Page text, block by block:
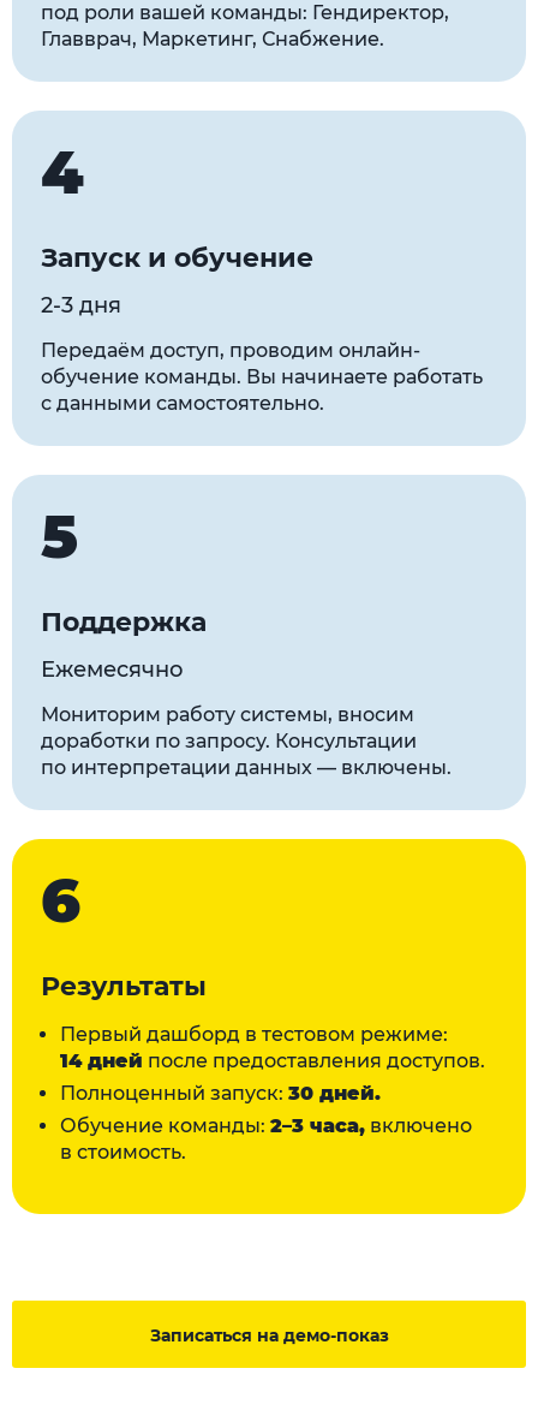
под роли вашей команды: Гендиректор,
Главврач, Маркетинг, Снабжение.
4
Запуск и обучение
2-3 дня
Передаём доступ, проводим онлайн-
обучение команды. Вы начинаете работать
с данными самостоятельно.
5
Поддержка
Ежемесячно
Мониторим работу системы, вносим
доработки по запросу. Консультации
по интерпретации данных — включены.
6
Результаты
Первый дашборд в тестовом режиме:
14 дней после предоставления доступов.
Полноценный запуск: 30 дней.
Обучение команды: 2–3 часа, включено
в стоимость.
Записаться на демо-показ